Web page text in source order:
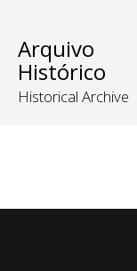
Arquivo
Histórico
Historical Archive